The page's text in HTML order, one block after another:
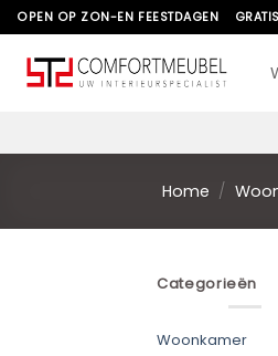
Skip
to
content
OPEN OP ZON-EN FEESTDAGEN
Home /
Categorieën
Woonkamer